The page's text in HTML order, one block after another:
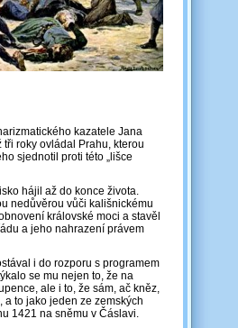
kazatele Jana
roky ovládal Prahu, kterou
sjednotil proti této „lišce
hájil až do konce života.
nedůvěrou vůči kališnickému
královské moci a stavěl
a jeho nahrazení právem
i do rozporu s programem
se mu nejen to, že na
ale i to, že sám, ač kněz,
to jako jeden ze zemských
1421 na sněmu v Čáslavi.